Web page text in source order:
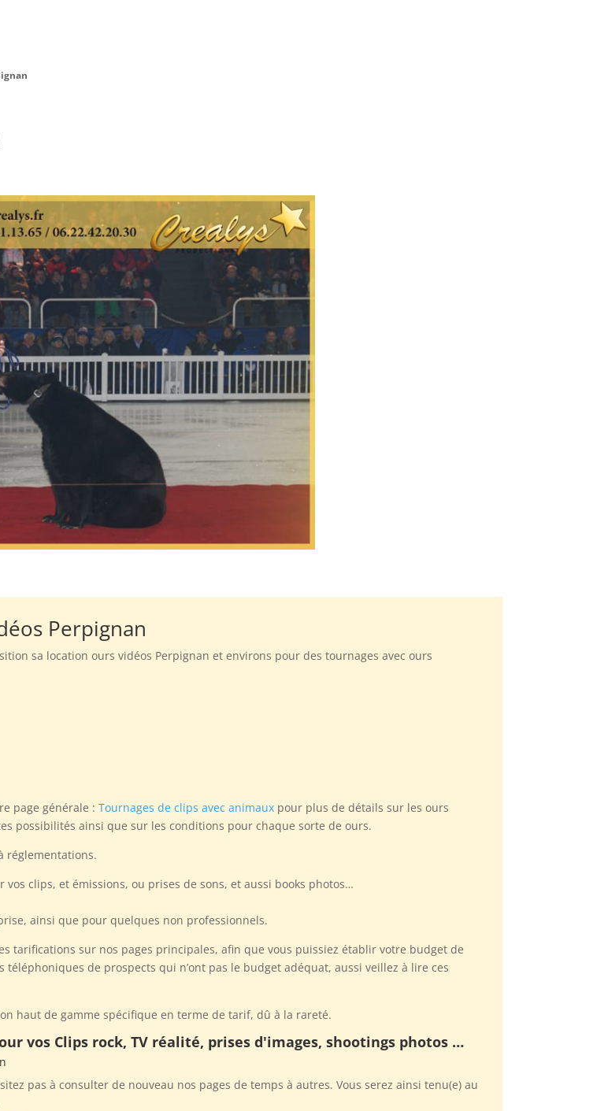
Perpignan
sa location ours vidéos Perpignan et environs pour des tournages avec ours
page générale :Tournages de clips avec animaux pour plus de détails sur les ours
possibilités ainsi que sur les conditions pour chaque sorte de ours.
réglementations.
vos clips, et émissions, ou prises de sons, et aussi books photos…
ainsi que pour quelques non professionnels.
tarifications sur nos pages principales, afin que vous puissiez établir votre budget de
de prospects qui n’ont pas le budget adéquat, aussi veillez à lire ces
haut de gamme spécifique en terme de tarif, dû à la rareté.
vos Clips rock, TV réalité, prises d'images, shootings photos …
pas à consulter de nouveau nos pages de temps à autres. Vous serez ainsi tenu(e) au